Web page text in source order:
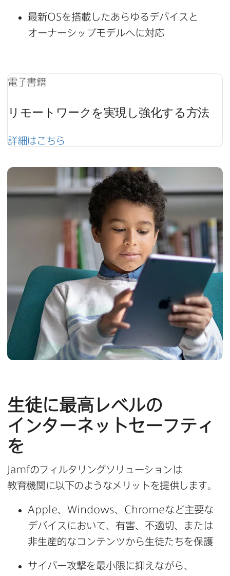
最新OSを​搭載した​あらゆる​デバイスと​
オーナーシップモデルへに​対応
電子書籍
リモートワークを​実現し強化する​方​法
詳細は​こちら
生徒に​最高レベルの​
インターネットセーフティ
を
Jamfの​フィルタリングソリューションは​
教育機関に​以下のような​メリットを​提供します。
Apple、 Windows、 Chromeなど​主要な​
デバイスに​おいて、​有害、​不適切、​または​
非生産的な​コンテンツから​生徒たちを​保護
サイバー攻撃を​最小限に​抑えながら、​